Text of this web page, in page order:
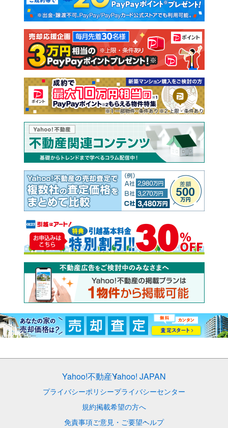
新築一戸建て 中古一戸建て
注文住宅 土地
売却査定
Yahoo!不動産Yahoo! JAPAN
プライバシーポリシープライバシーセンター
規約掲載希望の方へ
免責事項ご意見・ご要望ヘルプ